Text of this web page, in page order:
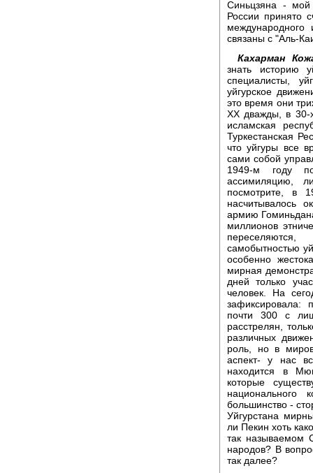
Синьцзяна -
России принято
международного
связаны с "Аль-
Кахарман
знать историю
специалисты,
уйгурское
это время они
ХХ дважды, в 30-х
исламская
Туркестанская
что уйгуры все
сами собой
1949-м году
ассимиляцию,
посмотрите, в
насчитывалось
армию
миллионов
самобытностью
особенно
мирная
дней только
человек. На
зафиксировала:
почти 300 с
расстрелян,
различных
роль, но в
аспект- у нас
находится в
которые
национального
большинство -
Уйгурстана
ли Пекин хоть
так называемом
народов? В
так далее?